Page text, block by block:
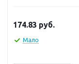
174.83 руб.
Мало